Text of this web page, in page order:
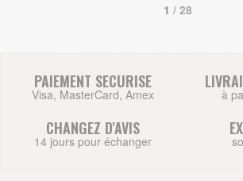
1 / 28
PAIEMENT SECURISE
Visa, MasterCard, Amex à
CHANGEZ D'AVIS
14 jours pour échanger